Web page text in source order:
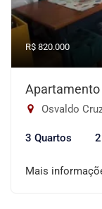
R$ 820.000
Apartamento
Osvaldo
3 Quartos
Mais